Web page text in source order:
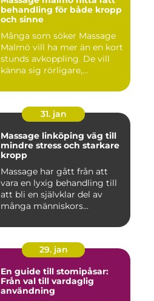
behandling för både kropp
och sinne
Många som söker Massage
Malmö vill ha mer än en kort
stunds avkoppling. De vill
känna sig rörligare,...
31. jan
Massage linköping väg till
mindre stress och starkare
kropp
Massage har gått från att
vara en lyxig behandling till
att bli en självklar del av
många människors...
29. jan
En guide till stomipåsar:
Från val till vardaglig
användning